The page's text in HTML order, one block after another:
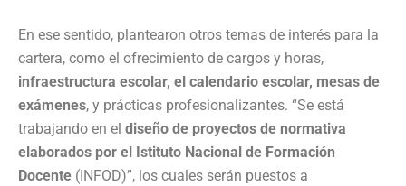
En ese sentido, plantearon otros temas de interés para la
cartera, como el ofrecimiento de cargos y horas,
infraestructura escolar, el calendario escolar, mesas de
exámenes, y prácticas profesionalizantes. “Se está
trabajando en el diseño de proyectos de normativa
elaborados por el Istituto Nacional de Formación
Docente (INFOD)”, los cuales serán puestos a